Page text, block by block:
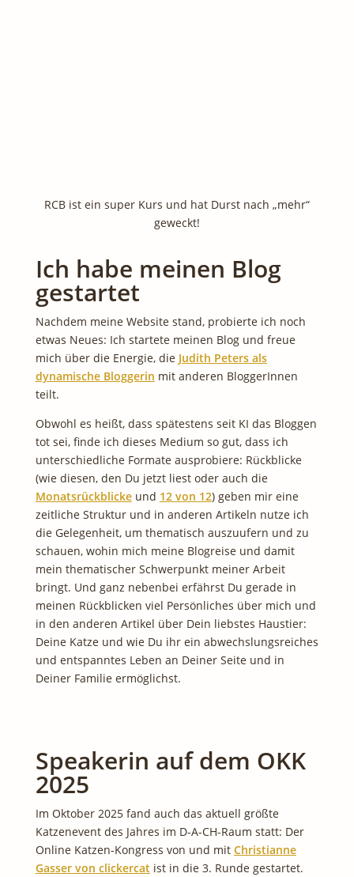
RCB ist ein super Kurs und hat Durst nach „mehr“
geweckt!
Ich habe meinen Blog
gestartet
Nachdem meine Website stand, probierte ich noch
etwas Neues: Ich startete meinen Blog und freue
mich über die Energie, die Judith Peters als
dynamische Bloggerin mit anderen BloggerInnen
teilt.
Obwohl es heißt, dass spätestens seit KI das Bloggen
tot sei, finde ich dieses Medium so gut, dass ich
unterschiedliche Formate ausprobiere: Rückblicke
(wie diesen, den Du jetzt liest oder auch die
Monatsrückblickeund 12 von 12) geben mir eine
zeitliche Struktur und in anderen Artikeln nutze ich
die Gelegenheit, um thematisch auszuufern und zu
schauen, wohin mich meine Blogreise und damit
mein thematischer Schwerpunkt meiner Arbeit
bringt. Und ganz nebenbei erfährst Du gerade in
meinen Rückblicken viel Persönliches über mich und
in den anderen Artikel über Dein liebstes Haustier:
Deine Katze und wie Du ihr ein abwechslungsreiches
und entspanntes Leben an Deiner Seite und in
Deiner Familie ermöglichst.
Speakerin auf dem OKK
2025
Im Oktober 2025 fand auch das aktuell größte
Katzenevent des Jahres im D-A-CH-Raum statt: Der
Online Katzen-Kongress von und mit Christianne
Gasser von clickercat ist in die 3. Runde gestartet.